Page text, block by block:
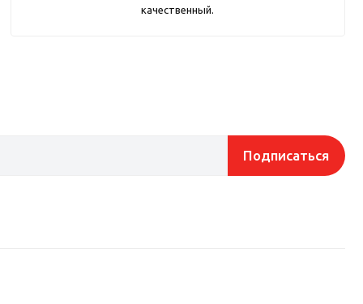
качественный.
Подписаться